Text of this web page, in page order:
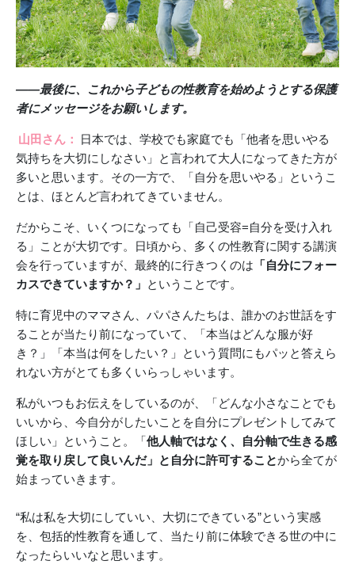
――最後に、これから子どもの性教育を始めようとする保護
者にメッセージをお願いします。
山田さん：
日本では、学校でも家庭でも「他者を思いやる
気持ちを大切にしなさい」と言われて大人になってきた方が
多いと思います。その一方で、「自分を思いやる」というこ
とは、ほとんど言われてきていません。
だからこそ、いくつになっても「自己受容=自分を受け入れ
る」ことが大切です。日頃から、多くの性教育に関する講演
会を行っていますが、最終的に行きつくのは 「自分にフォー
カスできていますか？」 ということです。
特に育児中のママさん、パパさんたちは、誰かのお世話をす
ることが当たり前になっていて、「本当はどんな服が好
き？」「本当は何をしたい？」という質問にもパッと答えら
れない方がとても多くいらっしゃいます。
私がいつもお伝えをしているのが、「どんな小さなことでも
いいから、今自分がしたいことを自分にプレゼントしてみて
ほしい」ということ。「他人軸ではなく、自分軸で生きる感
覚を取り戻して良いんだ」と自分に許可することから全てが
始まっていきます。
“私は私を大切にしていい、大切にできている”という実感
を、包括的性教育を通して、当たり前に体験できる世の中に
なったらいいなと思います。